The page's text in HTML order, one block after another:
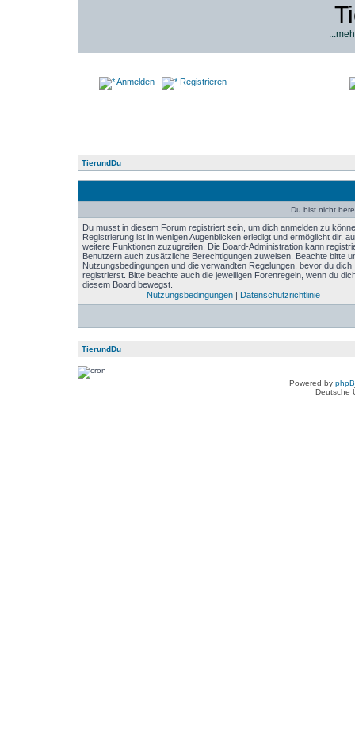
Anmelden Registrieren
TierundDu
Du bist nicht
Du musst in diesem Forum registriert sein, um dich anmelden zu
Registrierung ist in wenigen Augenblicken erledigt und ermöglicht dir,
weitere Funktionen zuzugreifen. Die Board-Administration kann
Benutzern auch zusätzliche Berechtigungen zuweisen. Beachte bitte
Nutzungsbedingungen und die verwandten Regelungen, bevor du dich
registrierst. Bitte beachte auch die jeweiligen Forenregeln, wenn du
diesem Board bewegst.
Nutzungsbedingungen| Datenschutzrichtlinie
TierundDu
Powered by
Deutsche